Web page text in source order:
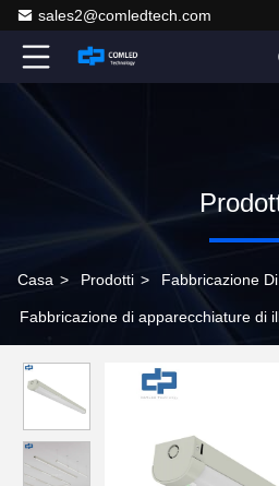
sales2@comledtech.com
Casa > Prodotti > Fabbricazione
Fabbricazione di apparecchiature di